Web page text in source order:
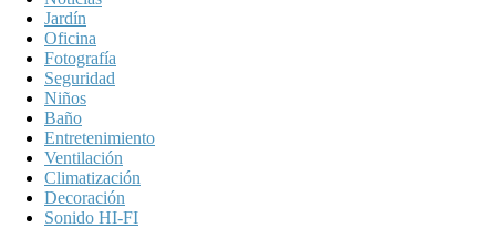
Jardín
Oficina
Fotografía
Seguridad
Niños
Baño
Entretenimiento
Ventilación
Climatización
Decoración
Sonido HI-FI